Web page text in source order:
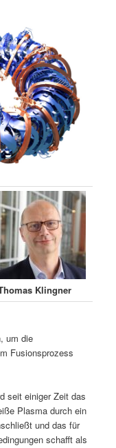
Klingner
um die
Fusionsprozess
seit einiger Zeit das
Plasma durch ein
und das für
schafft als